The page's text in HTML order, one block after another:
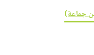
جماعة)